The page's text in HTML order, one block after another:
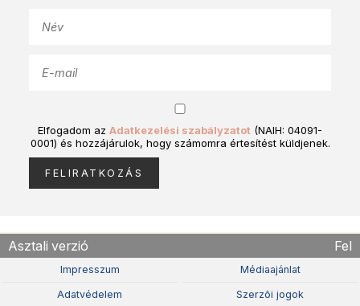
Elfogadom az Adatkezelési szabályzatot (NAIH: 04091-
0001) és hozzájárulok, hogy számomra értesítést küldjenek.
Asztali verzió Fel
Impresszum Médiaajánlat
Adatvédelem Szerzõi jogok